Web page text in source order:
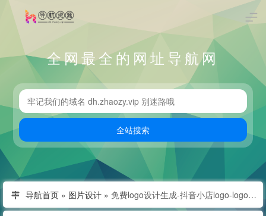
全网最全的网址导航网
导航首页 » 图片设计 » 免费logo设计生成-抖音小店logo-logo在线制作-免费头像设计-丢盖网